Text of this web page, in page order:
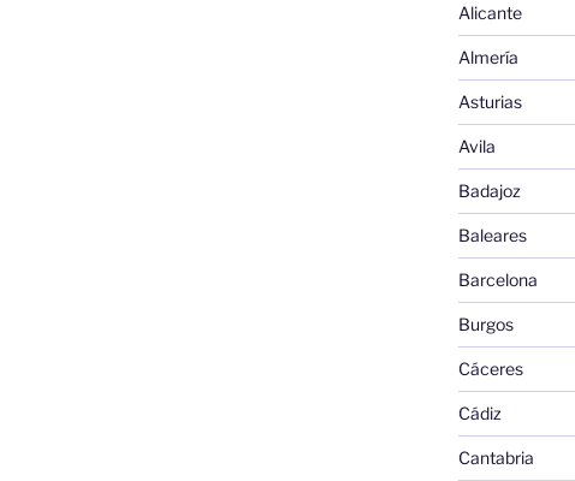
Alicante
Almería
Asturias
Avila
Badajoz
Baleares
Barcelona
Burgos
Cáceres
Cádiz
Cantabria